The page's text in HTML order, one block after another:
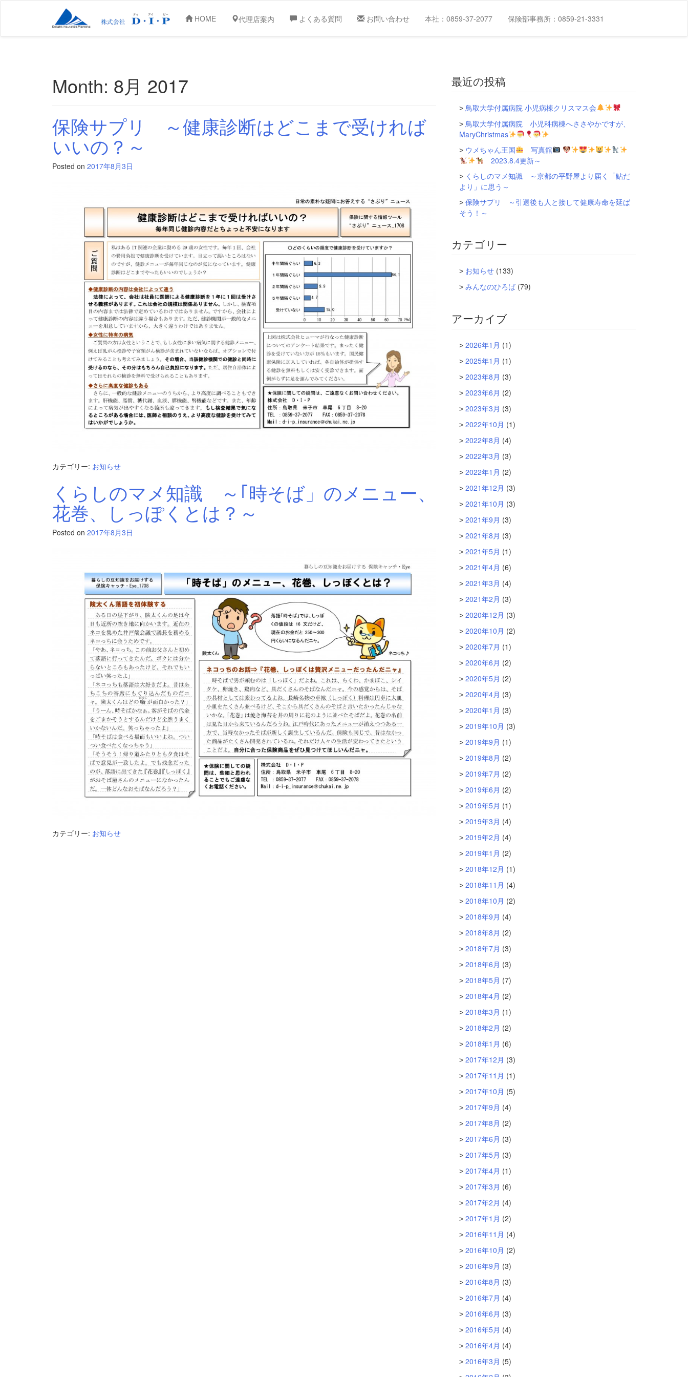
HOME 代理店案内 よくある質問 お問い合わせ 本社：0859-37-2077 保険部事務所：0859-21-3331
Month: 8月 2017
保険サプリ ～健康診断はどこまで受ければ
いいの？～
Posted on 2017年8月3日
カテゴリー: お知らせ
くらしのマメ知識 ～｢時そば」のメニュー、
花巻、しっぽくとは？～
Posted on 2017年8月3日
カテゴリー: お知らせ
最近の投稿
鳥取大学付属病院 小児病棟クリスマス会
鳥取大学付属病院 小児科病棟へささやかですが、
MaryChristmas
ウメちゃん王国
写真舘
2023.8.4更新～
くらしのマメ知識 ～京都の平野屋より届く「鮎だ
より」に思う～
保険サプリ ～引退後も人と接して健康寿命を延ば
そう！～
カテゴリー
お知らせ (133)
みんなのひろば (79)
アーカイブ
2026年1月 (1)
2025年1月 (1)
2023年8月 (3)
2023年6月 (2)
2023年3月 (3)
2022年10月 (1)
2022年8月 (4)
2022年3月 (3)
2022年1月 (2)
2021年12月 (3)
2021年10月 (3)
2021年9月 (3)
2021年8月 (3)
2021年5月 (1)
2021年4月 (6)
2021年3月 (4)
2021年2月 (3)
2020年12月 (3)
2020年10月 (2)
2020年7月 (1)
2020年6月 (2)
2020年5月 (2)
2020年4月 (3)
2020年1月 (3)
2019年10月 (3)
2019年9月 (1)
2019年8月 (2)
2019年7月 (2)
2019年6月 (2)
2019年5月 (1)
2019年3月 (4)
2019年2月 (4)
2019年1月 (2)
2018年12月 (1)
2018年11月 (4)
2018年10月 (2)
2018年9月 (4)
2018年8月 (2)
2018年7月 (3)
2018年6月 (3)
2018年5月 (7)
2018年4月 (2)
2018年3月 (1)
2018年2月 (2)
2018年1月 (6)
2017年12月 (3)
2017年11月 (1)
2017年10月 (5)
2017年9月 (4)
2017年8月 (2)
2017年6月 (3)
2017年5月 (3)
2017年4月 (1)
2017年3月 (6)
2017年2月 (4)
2017年1月 (2)
2016年11月 (4)
2016年10月 (2)
2016年9月 (3)
2016年8月 (3)
2016年7月 (4)
2016年6月 (3)
2016年5月 (4)
2016年4月 (4)
2016年3月 (5)